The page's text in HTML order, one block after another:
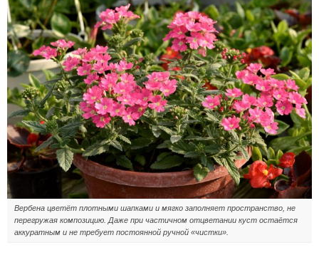
Вербена цветёт плотными шапками и мягко заполняет пространство, не
перегружая композицию. Даже при частичном отцветании куст остаётся
аккуратным и не требует постоянной ручной «чистки».